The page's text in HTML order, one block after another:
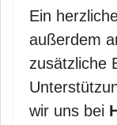
Ein
außerdem
zusätzliche
wir uns bei